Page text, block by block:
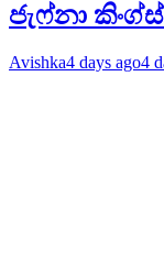
ජැෆ්නා
Avishka4 days ago4